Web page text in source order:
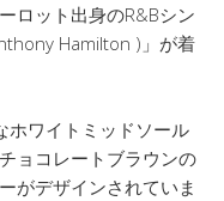
ロット出身のR&Bシン
Hamilton )」が着
ホワイトミッドソール
ョコレートブラウンの
がデザインされていま